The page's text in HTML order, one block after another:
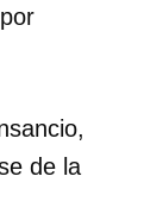
de la